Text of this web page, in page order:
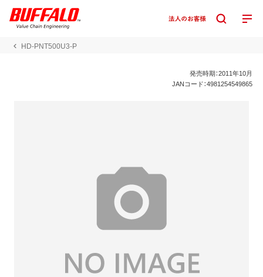
HD-PNT500U3-P
発売時期：2011年10月
JANコード：4981254549865